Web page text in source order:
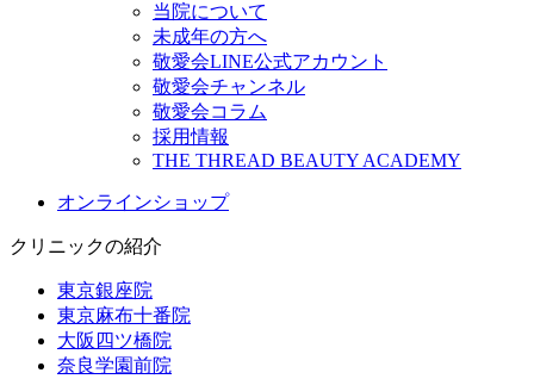
当院について
未成年の方へ
敬愛会LINE公式アカウント
敬愛会チャンネル
敬愛会コラム
採用情報
THE THREAD BEAUTY ACADEMY
オンラインショップ
クリニックの紹介
東京銀座院
東京麻布十番院
大阪四ツ橋院
奈良学園前院